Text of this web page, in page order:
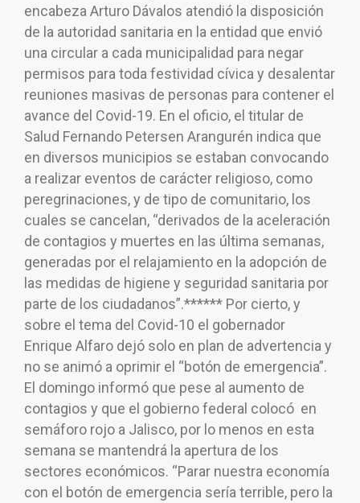
encabeza Arturo Dávalos atendió la disposición
de la autoridad sanitaria en la entidad que envió
una circular a cada municipalidad para negar
permisos para toda festividad cívica y desalentar
reuniones masivas de personas para contener el
avance del Covid-19. En el oficio, el titular de
Salud Fernando Petersen Arangurén indica que
en diversos municipios se estaban convocando
a realizar eventos de carácter religioso, como
peregrinaciones, y de tipo de comunitario, los
cuales se cancelan, “derivados de la aceleración
de contagios y muertes en las última semanas,
generadas por el relajamiento en la adopción de
las medidas de higiene y seguridad sanitaria por
parte de los ciudadanos”.****** Por cierto, y
sobre el tema del Covid-10 el gobernador
Enrique Alfaro dejó solo en plan de advertencia y
no se animó a oprimir el “botón de emergencia”.
El domingo informó que pese al aumento de
contagios y que el gobierno federal colocó en
semáforo rojo a Jalisco, por lo menos en esta
semana se mantendrá la apertura de los
sectores económicos. “Parar nuestra economía
con el botón de emergencia sería terrible, pero la